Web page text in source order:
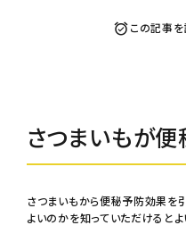
この記事
さつまいもが
さつまいもから便秘予防効果を
よいのかを知っていただけるとよ